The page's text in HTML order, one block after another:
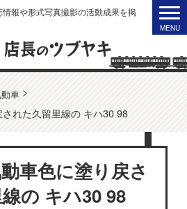
情報や形式写真撮影の活動成果を掲
車 >
れた久留里線の キハ30 98
車色に塗り戻さ
の キハ30 98